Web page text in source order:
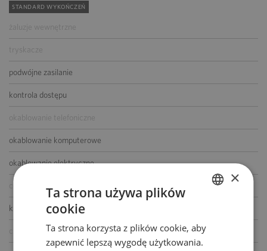
STANDARD WYKOŃCZEŃ
żaluzje wewnętrzne
tryskacze
podwójne zasilanie
kontrola dostępu
okablowanie telefoniczne
okablowanie komputerowe
okablowanie elektryczne
klimatyzacja
czujniki dymu i ciepła ENGLISH
×
Ta strona używa plików
cookie
Ta strona korzysta z plików cookie, aby
zapewnić lepszą wygodę użytkowania.